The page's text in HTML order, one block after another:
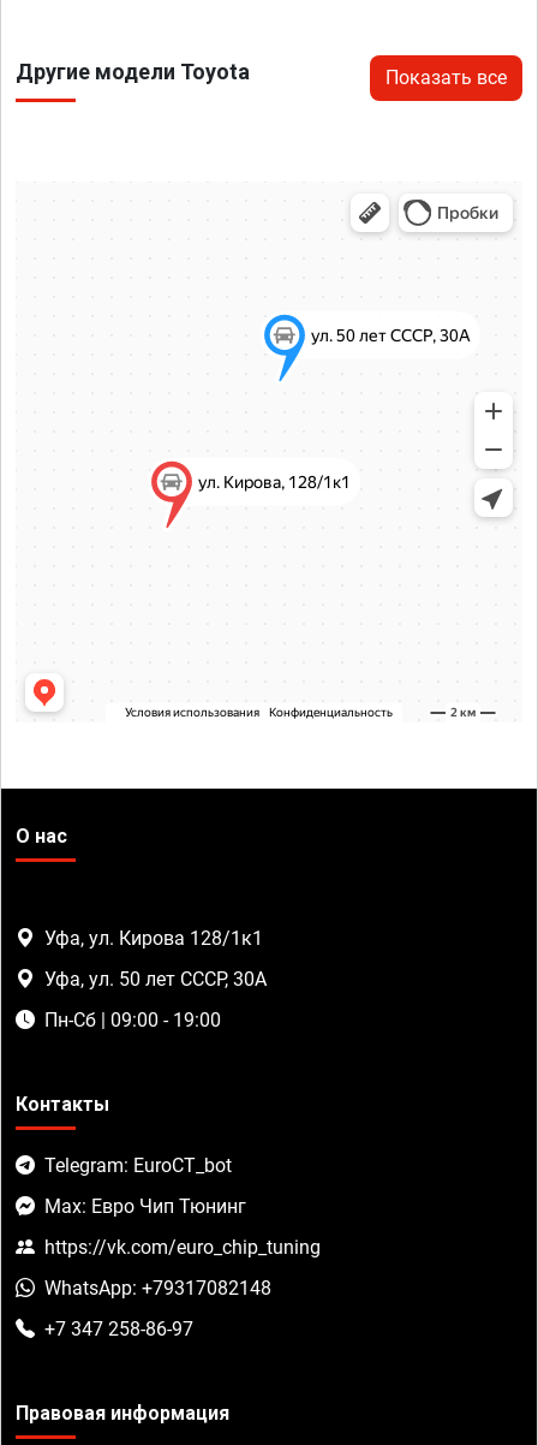
Другие модели Toyota Показать все
О нас
Уфа, ул. Кирова 128/1к1
Уфа, ул. 50 лет СССР, 30А
Пн-Сб | 09:00 - 19:00
Контакты
Telegram: EuroCT_bot
Max: Евро Чип Тюнинг
https://vk.com/euro_chip_tuning
WhatsApp: +79317082148
+7 347 258-86-97
Правовая информация